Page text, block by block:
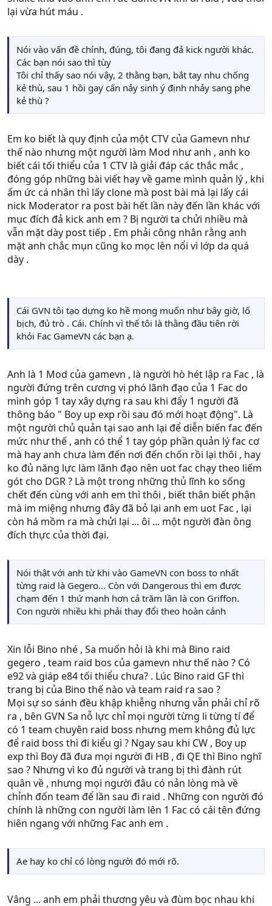
lại vừa hút máu .
Nói vào vấn đề chính, đúng, tôi đang đả kick người khác.
Các bạn nói sao thì tùy
Tôi chỉ thấy sao nói vậy, 2 thằng bạn, bắt tay nhu chống
kẻ thù, sau 1 hồi gay cấn nảy sinh ý định nhảy sang phe
kẻ thù ?
Em ko biết là quy định của một CTV của Gamevn như
thế nào nhưng một người làm Mod như anh , anh ko
biết cái tối thiểu của 1 CTV là giải đáp các thắc mắc ,
đóng góp những bài viết hay về game mình quản lý , khi
ấm ức cá nhân thì lấy clone mà post bài mà lại lấy cái
nick Moderator ra post bài hết lần này đến lần khác với
mục đích đả kick anh em ? Bị người ta chửi nhiều mà
vẫn mặt dày post tiếp . Em phải công nhân rằng anh
mặt anh chắc mụn cũng ko mọc lên nổi vì lớp da quá
dày .
Cái GVN tôi tạo dựng ko hề mong muốn như bây giờ, lố
bịch, đủ trò . Cái. Chính vì thế tôi là thằng đầu tiên rời
khỏi Fac GameVN các bạn ạ.
Anh là 1 Mod của gamevn , là người hò hét lập ra Fac , là
người đứng trên cương vị phó lãnh đạo của 1 Fac do
mình góp 1 tay xây dựng ra sau khi đẩy 1 người đã
thông báo " Boy up exp rồi sau đó mới hoạt động". Là
một người chủ quản tại sao anh lại để diễn biến fac đến
mức như thế , anh có thể 1 tay góp phần quản lý fac cơ
mà hay anh chưa làm đến nơi đến chốn rồi lại thôi , hay
ko đủ năng lực làm lãnh đạo nên uot fac chạy theo liếm
gót cho DGR ? Là một trong những thủ lĩnh ko sống
chết đến cùng với anh em thì thôi , biết thân biết phận
mà im miệng nhưng đây đã bỏ lại anh em uot Fac , lại
còn há mồm ra mà chửi lại ... ôi ... một người đàn ông
đích thực của thời đại.
Nói thật với anh từ khi vào GameVN con boss to nhất
từng raid là Gegero... Còn với Dangerous thì em được
chạm đến 1 thứ mạnh hơn cả trăm lần là con Griffon.
Con người nhiều khi phải thay đổi theo hoàn cảnh
Xin lỗi Bino nhé , Sa muốn hỏi là khi mà Bino raid
gegero , team raid bos của gamevn như thế nào ? Có
e92 và giáp e84 tối thiểu chưa? . Lúc Bino raid GF thì
trang bị của Bino thế nào và team raid ra sao ?
Mọi sự so sánh đều khập khiễng nhưng vẫn phải chỉ rõ
ra , bên GVN Sa nỗ lực chỉ mọi người từng li từng tí để
có 1 team chuyên raid boss nhưng mem không đủ lực
để raid boss thì đi kiểu gì ? Ngay sau khi CW , Boy up
exp thì Boy đã đưa mọi người đi HB , đi QE thì Bino nghĩ
sao ? Nhưng vì ko đủ người và trang bị thì đành rút
quân về , nhưng mọi người đâu có nản lòng mà về
chỉnh đốn team để lần sau đi raid . Những con người đó
chính là những con người làm lên 1 Fac có cái tên đứng
hiên ngang với những Fac anh em .
Ae hay ko chỉ có lòng người đó mới rõ.
Vâng ... anh em phải thương yêu và đùm bọc nhau khi